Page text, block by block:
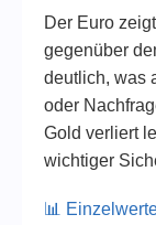
Der Euro
gegenüber
deutlich, was
oder
Gold verliert
wichtiger
📊